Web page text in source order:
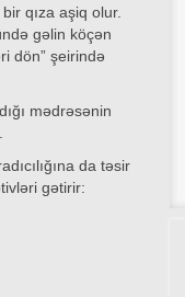
qıza aşiq olur.
gəlin köçən
dön” şeirində
mədrəsənin
da təsir
gətirir: